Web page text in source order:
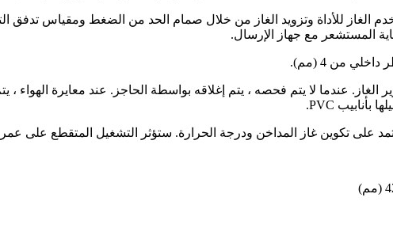
تزود حوالي 50 مل/دقيقة. استخدم الغاز للأداة وتزويد الغاز من خلال صمام الحد من